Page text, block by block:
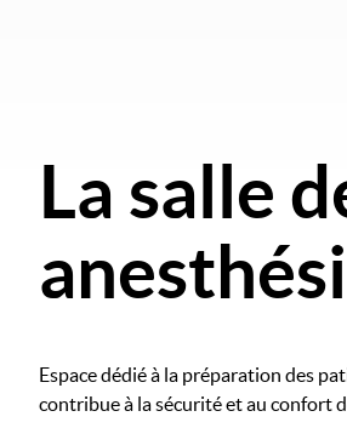
La salle
Espace dédié à la préparation des
contribue à la sécurité et au confort